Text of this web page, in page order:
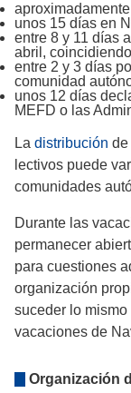
unos 15 días en
entre 8 y 11 días
abril,
entre 2 y 3 días
comunidad
unos 12 días
MEFD o las
La distribución de
lectivos puede
comunidades
Durante las
permanecer
para cuestiones
organización
suceder lo
vacaciones de
Organización